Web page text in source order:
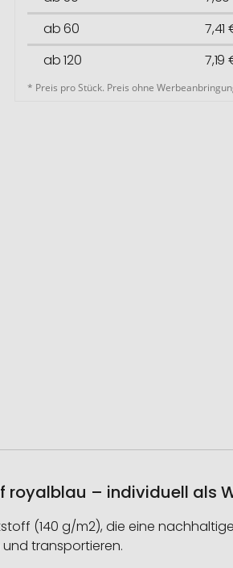
ab 60
7,41
ab 120
7,19
* Preis pro Stück. Preis ohne
– individuell als
(140 g/m2), die eine
transportieren.